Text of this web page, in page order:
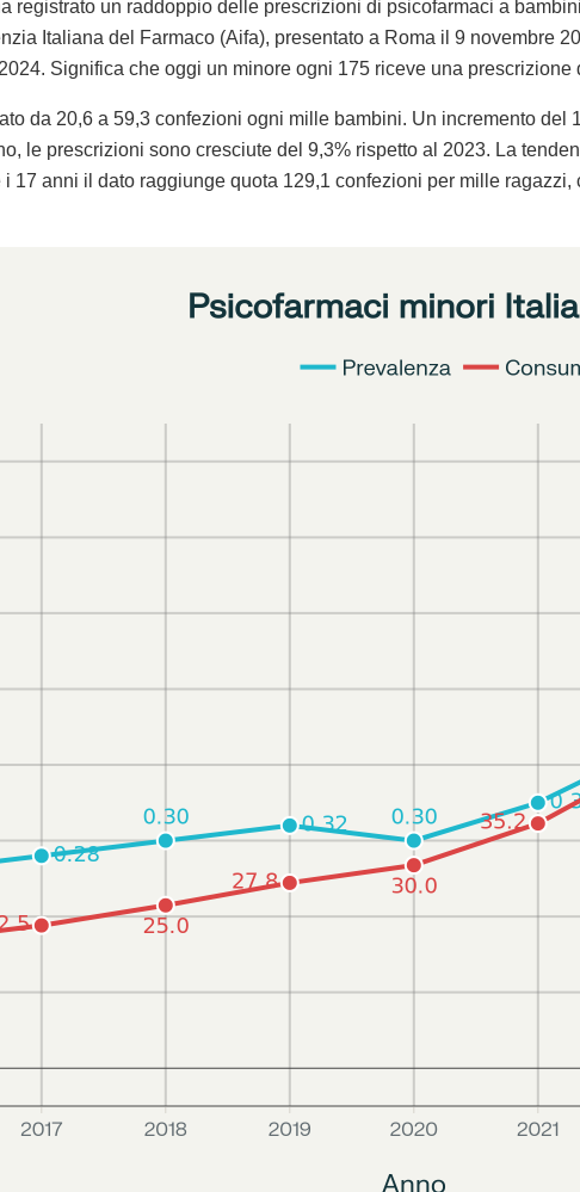
registrato un raddoppio delle prescrizioni di psicofarmaci a
Italiana del Farmaco (Aifa), presentato a Roma il 9 novembre
Significa che oggi un minore ogni 175 riceve una prescrizione
da 20,6 a 59,3 confezioni ogni mille bambini. Un incremento del
le prescrizioni sono cresciute del 9,3% rispetto al 2023. La
17 anni il dato raggiunge quota 129,1 confezioni per mille